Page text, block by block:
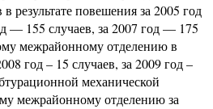
результате повешения за 2005 год
— 155 случаев, за 2007 год — 175
межрайонному отделению в
год – 15 случаев, за 2009 год –
механической
межрайонному отделению за